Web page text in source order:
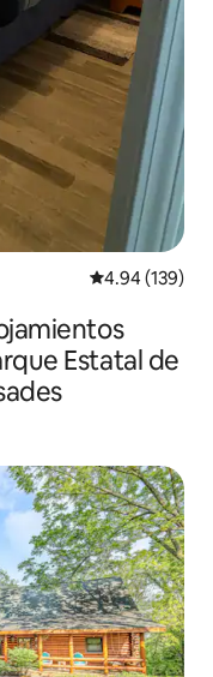
Calificación
4.94 (139)
Estatal de